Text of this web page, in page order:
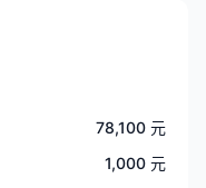
78,100 元
1,000 元